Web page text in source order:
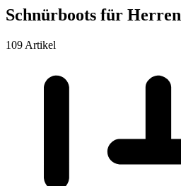
Schnürboots für Herren
109 Artikel